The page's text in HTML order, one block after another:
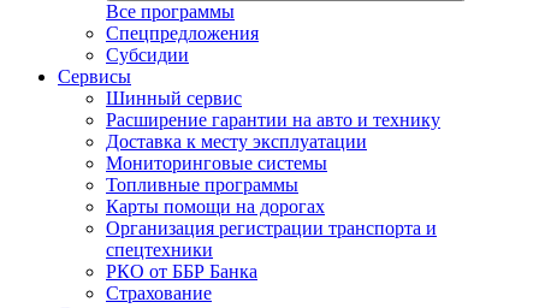
Все программы
Спецпредложения
Субсидии
Сервисы
Шинный сервис
Расширение гарантии на авто и технику
Доставка к месту эксплуатации
Мониторинговые системы
Топливные программы
Карты помощи на дорогах
Организация регистрации транспорта и
спецтехники
РКО от ББР Банка
Страхование